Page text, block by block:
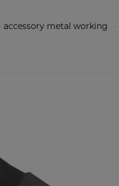
accessory metal working